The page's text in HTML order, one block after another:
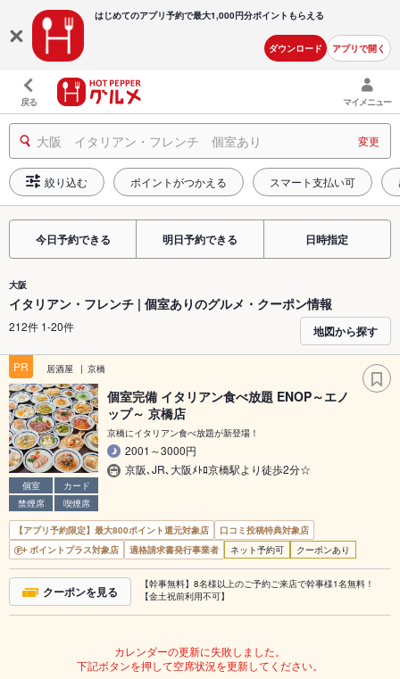
はじめてのアプリ予約で最大1,000円分ポイントもらえる
ダウンロード アプリで開く
戻る マイメニュー
大阪 イタリアン・フレンチ 個室あり 変更
絞り込む ポイントがつかえる スマート支払い可
今日予約できる 明日予約できる 日時指定
大阪
イタリアン・フレンチ | 個室ありのグルメ・クーポン情報
212件 1-20件 地図から探す
PR 居酒屋 京橋
個室
カード
禁煙席
喫煙席
個室完備 イタリアン食べ放題 ENOP～エノ
ップ～ 京橋店
京橋にイタリアン食べ放題が新登場！
2001～3000円
京阪､JR､大阪ﾒﾄﾛ京橋駅より徒歩2分☆
【アプリ予約限定】最大800ポイント還元対象店
口コミ投稿特典対象店
ポイントプラス対象店
適格請求書発行事業者 ネット予約可 クーポンあり
クーポンを見る
【幹事無料】8名様以上のご予約ご来店で幹事様1名無料！
【金土祝前利用不可】
カレンダーの更新に失敗しました。
下記ボタンを押して空席状況を更新してください。